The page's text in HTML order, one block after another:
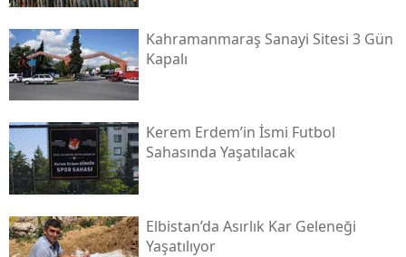
Kahramanmaraş Sanayi Sitesi 3 Gün
Kapalı
Kerem Erdem’in İsmi Futbol
Sahasında Yaşatılacak
Elbistan’da Asırlık Kar Geleneği
Yaşatılıyor